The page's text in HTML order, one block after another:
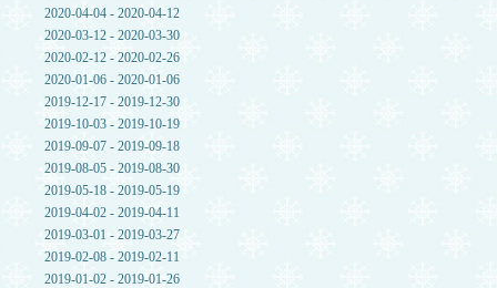
2020-04-04 - 2020-04-12
2020-03-12 - 2020-03-30
2020-02-12 - 2020-02-26
2020-01-06 - 2020-01-06
2019-12-17 - 2019-12-30
2019-10-03 - 2019-10-19
2019-09-07 - 2019-09-18
2019-08-05 - 2019-08-30
2019-05-18 - 2019-05-19
2019-04-02 - 2019-04-11
2019-03-01 - 2019-03-27
2019-02-08 - 2019-02-11
2019-01-02 - 2019-01-26